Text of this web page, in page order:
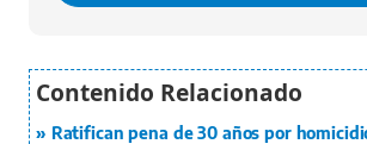
Ratifican pena de 30 años por